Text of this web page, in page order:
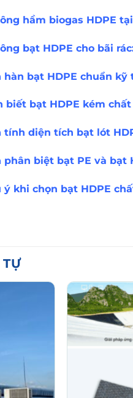
hầm biogas HDPE
bạt HDPE cho bãi
hàn bạt HDPE chuẩn
biết bạt HDPE kém
tính diện tích bạt lót
phân biệt bạt PE và bạt
ý khi chọn bạt HDPE